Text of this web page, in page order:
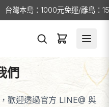
台灣本島：1000元免運/離島：
們
歡迎透過官方 LINE@ 與